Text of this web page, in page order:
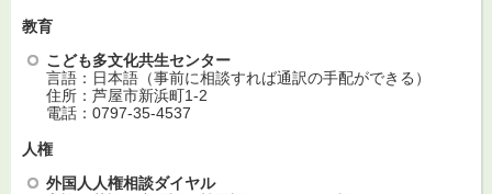
教育
こども多文化共生センター
言語：日本語（事前に相談すれば通訳の手配ができる）
住所：芦屋市新浜町1-2
電話：0797-35-4537
人権
外国人人権相談ダイヤル